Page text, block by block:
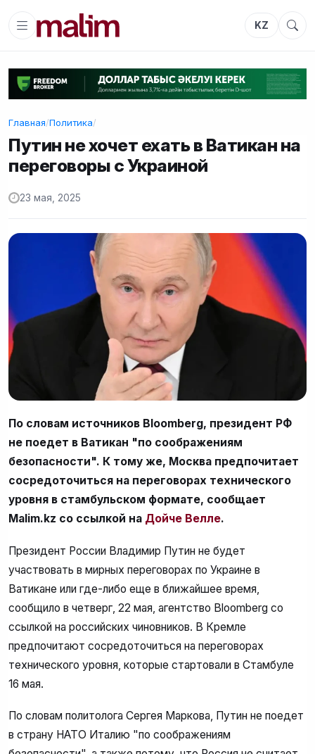
KZ
Главная/Политика/
Путин не хочет ехать в Ватикан на
переговоры с Украиной
23 мая, 2025
По словам источников Bloomberg, президент РФ
не поедет в Ватикан "по соображениям
безопасности". К тому же, Москва предпочитает
сосредоточиться на переговорах технического
уровня в стамбульском формате, сообщает
Malim.kz со ссылкой на Дойче Велле.
Президент России Владимир Путин не будет
участвовать в мирных переговорах по Украине в
Ватикане или где-либо еще в ближайшее время,
сообщило в четверг, 22 мая, агентство Bloomberg со
ссылкой на российских чиновников. В Кремле
предпочитают сосредоточиться на переговорах
технического уровня, которые стартовали в Стамбуле
16 мая.
По словам политолога Сергея Маркова, Путин не поедет
в страну НАТО Италию "по соображениям